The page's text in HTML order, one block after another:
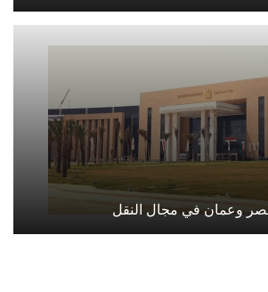
مصر وعمان في مجال النقل